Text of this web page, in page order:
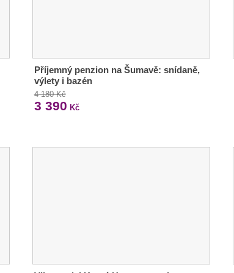
Příjemný penzion na Šumavě: snídaně,
výlety i bazén
4 180 Kč
3 390 Kč